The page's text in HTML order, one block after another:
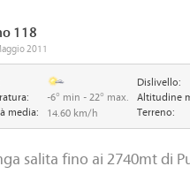
118
2011
media:
-6° min - 22° max.
14.60 km/h
Dislivello:
Altitudine
Terreno:
salita fino ai 2740mt di